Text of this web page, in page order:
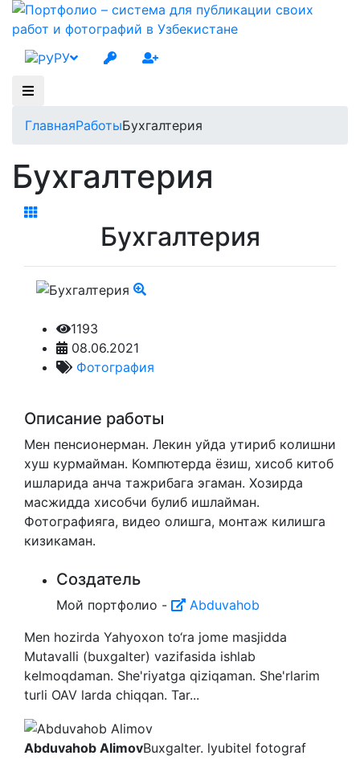
РУ
ГлавнаяРаботыБухгалтерия
Бухгалтерия
Бухгалтерия
1193
08.06.2021
Фотография
Описание работы
Мен пенсионерман. Лекин уйда утириб колишни
хуш курмайман. Компютерда ёзиш, хисоб китоб
ишларида анча тажрибага эгаман. Хозирда
масжидда хисобчи булиб ишлайман.
Фотографияга, видео олишга, монтаж килишга
кизикаман.
Создатель
Мой портфолио -
Abduvahob
Men hozirda Yahyoxon to‘ra jome masjidda
Mutavalli (buxgalter) vazifasida ishlab
kelmoqdaman. She'riyatga qiziqaman. She'rlarim
turli OAV larda chiqqan. Tar...
Abduvahob AlimovBuxgalter. lyubitel fotograf